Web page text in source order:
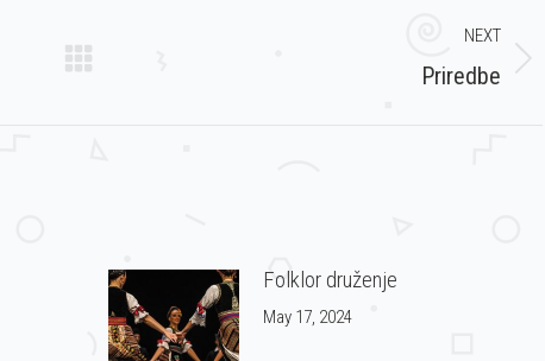
NEXT
Priredbe
Folklor druženje
May 17, 2024